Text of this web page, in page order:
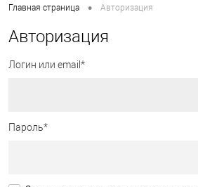
Главная страница • Авторизация
Авторизация
Логин или email*
Пароль*